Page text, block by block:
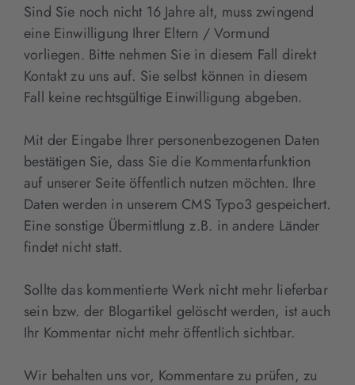
Sind Sie noch nicht 16 Jahre alt, muss zwingend
eine Einwilligung Ihrer Eltern / Vormund
vorliegen. Bitte nehmen Sie in diesem Fall direkt
Kontakt zu uns auf. Sie selbst können in diesem
Fall keine rechtsgültige Einwilligung abgeben.
Mit der Eingabe Ihrer personenbezogenen Daten
bestätigen Sie, dass Sie die Kommentarfunktion
auf unserer Seite öffentlich nutzen möchten. Ihre
Daten werden in unserem CMS Typo3 gespeichert.
Eine sonstige Übermittlung z.B. in andere Länder
findet nicht statt.
Sollte das kommentierte Werk nicht mehr lieferbar
sein bzw. der Blogartikel gelöscht werden, ist auch
Ihr Kommentar nicht mehr öffentlich sichtbar.
Wir behalten uns vor, Kommentare zu prüfen, zu